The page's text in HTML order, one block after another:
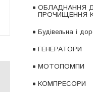
ОБЛАДНАННЯ
ПРОЧИЩЕННЯ
Будівельна і
ГЕНЕРАТОРИ
МОТОПОМПИ
КОМПРЕСОРИ